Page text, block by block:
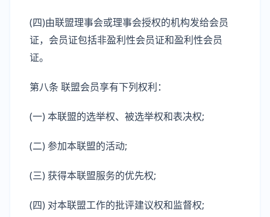
(四)由联盟理事会或理事会授权的机构发给会员
证，会员证包括非盈利性会员证和盈利性会员
证。
第八条 联盟会员享有下列权利：
(一) 本联盟的选举权、被选举权和表决权;
(二) 参加本联盟的活动;
(三) 获得本联盟服务的优先权;
(四) 对本联盟工作的批评建议权和监督权;